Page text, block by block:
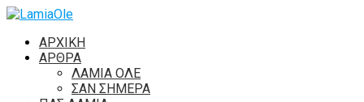
ΑΡΧΙΚΗ
ΑΡΘΡΑ
ΛΑΜΙΑ ΟΛΕ
ΣΑΝ ΣΗΜΕΡΑ